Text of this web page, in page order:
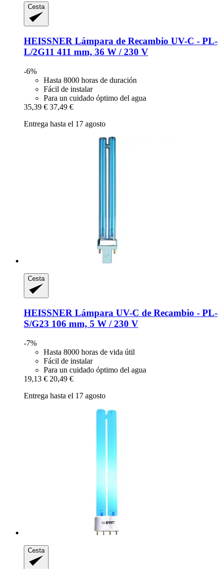
Cesta
HEISSNER Lámpara de Recambio UV-​C -​ PL-​
L/2G11 411 mm, 36 W / 230 V
-6%
Hasta 8000 horas de duración
Fácil de instalar
Para un cuidado óptimo del agua
35,39 € 37,49 €
Entrega hasta el 17 agosto
Cesta
HEISSNER Lámpara UV-​C de Recambio -​ PL-​
S/G23 106 mm, 5 W / 230 V
-7%
Hasta 8000 horas de vida útil
Fácil de instalar
Para un cuidado óptimo del agua
19,13 € 20,49 €
Entrega hasta el 17 agosto
Cesta